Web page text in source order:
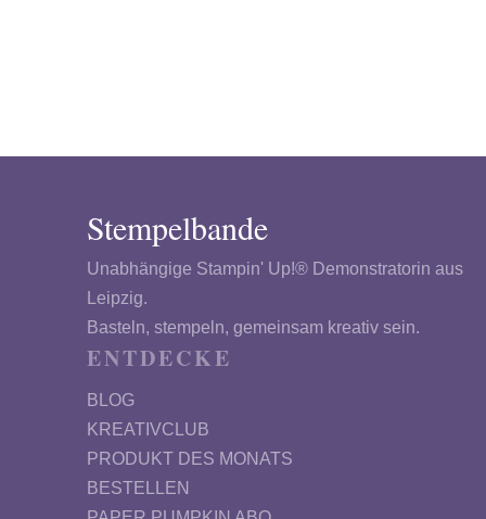
Stempelbande
Unabhängige Stampin' Up!® Demonstratorin aus
Leipzig.
Basteln, stempeln, gemeinsam kreativ sein.
ENTDECKE
BLOG
KREATIVCLUB
PRODUKT DES MONATS
BESTELLEN